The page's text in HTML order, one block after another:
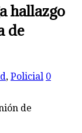
hallazgo
de
, Policial 0
de